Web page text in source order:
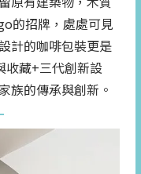
的招牌，處處可見
計的咖啡包裝更是
收藏+三代創新設
族的傳承與創新。